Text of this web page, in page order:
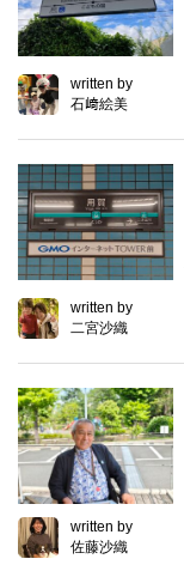
written by
石﨑絵美
written by
二宮沙織
written by
佐藤沙織